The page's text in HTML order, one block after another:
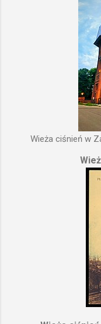
Wieża ciśnień w